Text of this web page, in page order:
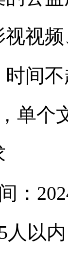
视
间
单
内